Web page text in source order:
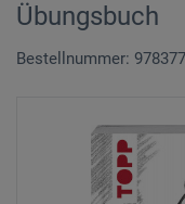
Übungsbuch
Bestellnummer: